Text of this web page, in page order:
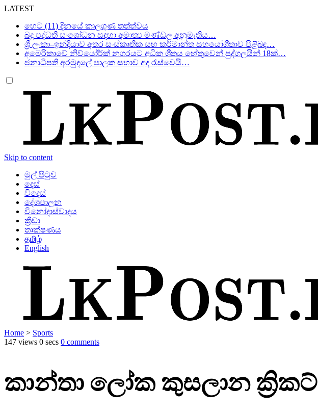
LATEST
හෙට (11) දිනයේ කාලගුණ තත්ත්වය
බදු පද්ධති සංශෝධන සඳහා අමාත්‍ය මණ්ඩල අනුමැතිය…
ශ්‍රී ලංකා–ඉන්දියාව අතර සංස්කෘතික සහ කර්මාන්ත සහයෝගීතාව පිළිබඳ…
අමෙරිකාවේ නිව්යෝර්ක් නගරයට අධික ශීතය හේතුවෙන් පුද්ගලයින් 18ක්…
ජනාධිපති අරමුදලේ පාලක සභාව අද රැස්වෙයි…
Skip to content
මුල් පිටුව
දෙස්
විදෙස්
දේශපාලන
විනෝදාස්වාදය
ක්‍රීඩා
තාක්ෂණය
தமிழ்
English
Home > Sports
147 views 0 secs 0 comments
කාන්තා ලෝක කුසලාන